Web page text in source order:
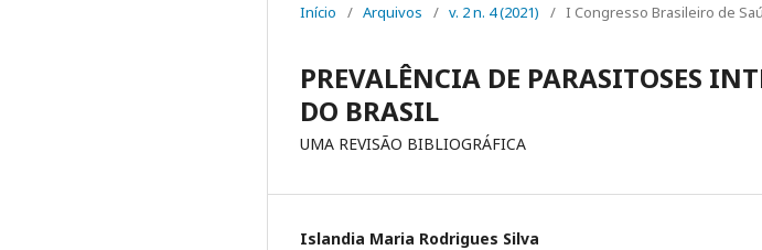
Início / Arquivos / v. 2 n. 4 (2021) / I Congresso Brasileiro de
PREVALÊNCIA DE PARASITOSES
DO BRASIL
UMA REVISÃO BIBLIOGRÁFICA
Islandia Maria Rodrigues Silva